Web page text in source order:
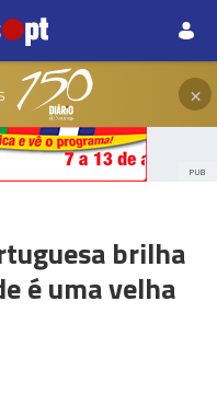
×
PUB
brilha
é uma velha